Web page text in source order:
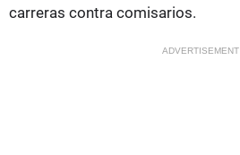
carreras contra comisarios.
ADVERTISEMENT